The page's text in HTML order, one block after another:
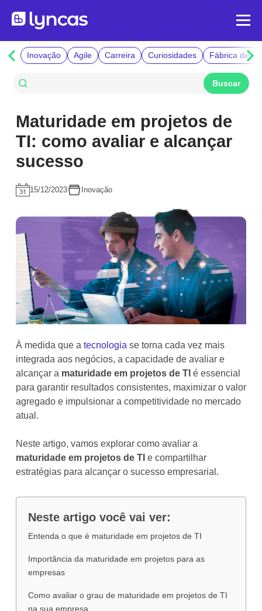
Inovação Agile Carreira Curiosidades Fábrica de
Maturidade em projetos de
TI: como avaliar e alcançar
sucesso
15/12/2023 Inovação
À medida que a tecnologia se torna cada vez mais
integrada aos negócios, a capacidade de avaliar e
alcançar a maturidade em projetos de TI é essencial
para garantir resultados consistentes, maximizar o valor
agregado e impulsionar a competitividade no mercado
atual.
Neste artigo, vamos explorar como avaliar a
maturidade em projetos de TI e compartilhar
estratégias para alcançar o sucesso empresarial.
Neste artigo você vai ver:
Entenda o que é maturidade em projetos de TI
Importância da maturidade em projetos para as
empresas
Como avaliar o grau de maturidade em projetos de TI
na sua empresa